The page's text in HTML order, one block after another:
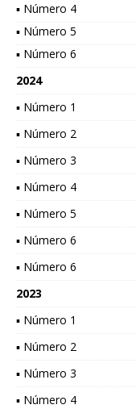
▪ Número 4
▪ Número 5
▪ Número 6
2024
▪ Número 1
▪ Número 2
▪ Número 3
▪ Número 4
▪ Número 5
▪ Número 6
▪ Número 6
2023
▪ Número 1
▪ Número 2
▪ Número 3
▪ Número 4